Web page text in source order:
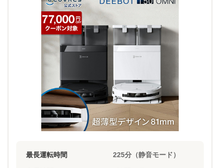
最長運転時間 225分（静音モード）